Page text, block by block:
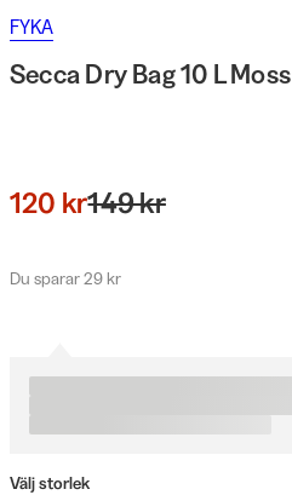
FYKA
Secca Dry Bag 10 L Moss
120 kr149 kr
Du sparar 29 kr
Välj storlek